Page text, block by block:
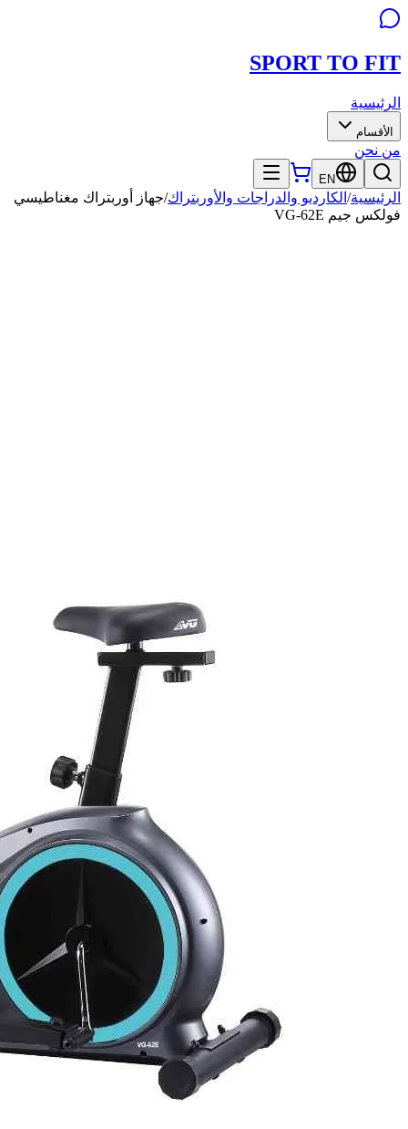
SPORT TO FIT
الرئيسية
الأقسام
من نحن
EN
الرئيسية/ الكارديو والدراجات والأوربتراك/جهاز أوربتراك مغناطيسي
فولكس جيم VG-62E